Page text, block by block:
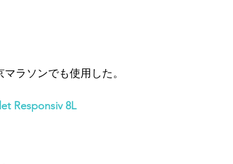
ラソンでも使用した。
Responsiv 8L